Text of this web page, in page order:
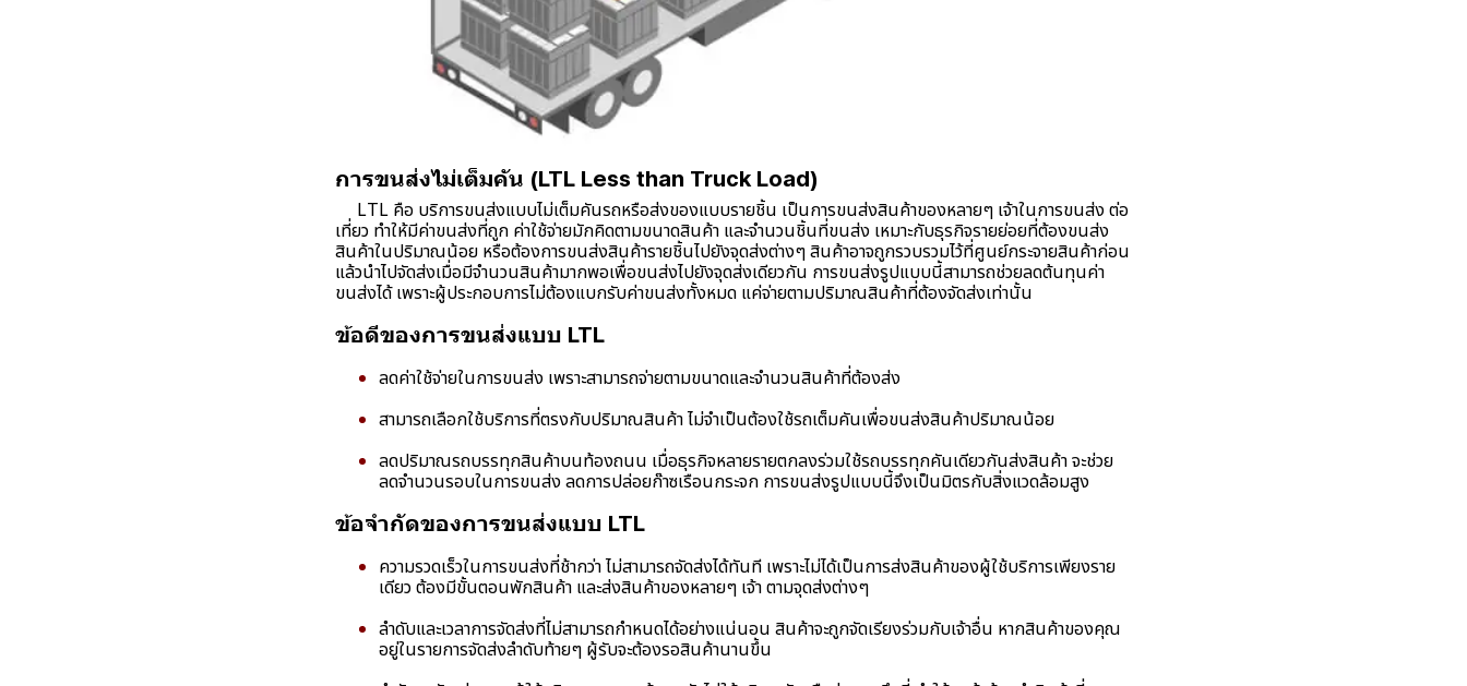
การขนส่งไม่เต็มคัน (LTL Less than Truck Load)
LTL คือ บริการขนส่งแบบไม่เต็มคันรถหรือส่งของแบบรายชิ้น เป็นการขนส่งสินค้าของหลายๆ เจ้าในการขนส่ง ต่อ
เที่ยว ทำให้มีค่าขนส่งที่ถูก ค่าใช้จ่ายมักคิดตามขนาดสินค้า และจำนวนชิ้นที่ขนส่ง เหมาะกับธุรกิจรายย่อยที่ต้องขนส่ง
สินค้าในปริมาณน้อย หรือต้องการขนส่งสินค้ารายชิ้นไปยังจุดส่งต่างๆ สินค้าอาจถูกรวบรวมไว้ที่ศูนย์กระจายสินค้าก่อน
แล้วนำไปจัดส่งเมื่อมีจำนวนสินค้ามากพอเพื่อขนส่งไปยังจุดส่งเดียวกัน การขนส่งรูปแบบนี้สามารถช่วยลดต้นทุนค่า
ขนส่งได้ เพราะผู้ประกอบการไม่ต้องแบกรับค่าขนส่งทั้งหมด แค่จ่ายตามปริมาณสินค้าที่ต้องจัดส่งเท่านั้น
ข้อดีของการขนส่งแบบ LTL
ลดค่าใช้จ่ายในการขนส่ง เพราะสามารถจ่ายตามขนาดและจำนวนสินค้าที่ต้องส่ง
สามารถเลือกใช้บริการที่ตรงกับปริมาณสินค้า ไม่จำเป็นต้องใช้รถเต็มคันเพื่อขนส่งสินค้าปริมาณน้อย
ลดปริมาณรถบรรทุกสินค้าบนท้องถนน เมื่อธุรกิจหลายรายตกลงร่วมใช้รถบรรทุกคันเดียวกันส่งสินค้า จะช่วย
ลดจำนวนรอบในการขนส่ง ลดการปล่อยก๊าซเรือนกระจก การขนส่งรูปแบบนี้จึงเป็นมิตรกับสิ่งแวดล้อมสูง
ข้อจำกัดของการขนส่งแบบ LTL
ความรวดเร็วในการขนส่งที่ช้ากว่า ไม่สามารถจัดส่งได้ทันที เพราะไม่ได้เป็นการส่งสินค้าของผู้ใช้บริการเพียงราย
เดียว ต้องมีขั้นตอนพักสินค้า และส่งสินค้าของหลายๆ เจ้า ตามจุดส่งต่างๆ
ลำดับและเวลาการจัดส่งที่ไม่สามารถกำหนดได้อย่างแน่นอน สินค้าจะถูกจัดเรียงร่วมกับเจ้าอื่น หากสินค้าของคุณ
อยู่ในรายการจัดส่งลำดับท้ายๆ ผู้รับจะต้องรอสินค้านานขึ้น